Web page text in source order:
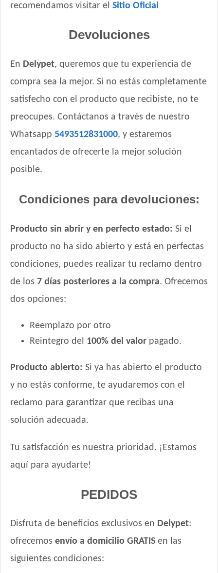
recomendamos visitar el Sitio Oficial
Devoluciones
En Delypet, queremos que tu experiencia de
compra sea la mejor. Si no estás completamente
satisfecho con el producto que recibiste, no te
preocupes. Contáctanos a través de nuestro
Whatsapp 5493512831000, y estaremos
encantados de ofrecerte la mejor solución
posible.
Condiciones para devoluciones:
Producto sin abrir y en perfecto estado: Si el
producto no ha sido abierto y está en perfectas
condiciones, puedes realizar tu reclamo dentro
de los 7 días posteriores a la compra. Ofrecemos
dos opciones:
Reemplazo por otro
Reintegro del 100% del valor pagado.
Producto abierto: Si ya has abierto el producto
y no estás conforme, te ayudaremos con el
reclamo para garantizar que recibas una
solución adecuada.
Tu satisfacción es nuestra prioridad. ¡Estamos
aquí para ayudarte!
PEDIDOS
Disfruta de beneficios exclusivos en Delypet:
ofrecemos envío a domicilio GRATIS en las
siguientes condiciones: